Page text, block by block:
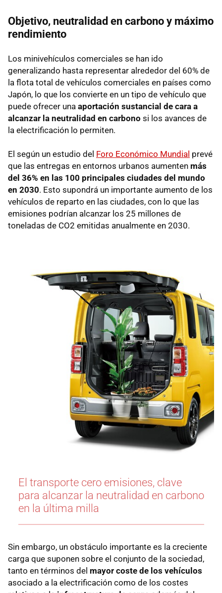
Objetivo, neutralidad en carbono y máximo
rendimiento
Los minivehículos comerciales se han ido
generalizando hasta representar alrededor del 60% de
la flota total de vehículos comerciales en países como
Japón, lo que los convierte en un tipo de vehículo que
puede ofrecer una aportación sustancial de cara a
alcanzar la neutralidad en carbono si los avances de
la electrificación lo permiten.
El según un estudio del Foro Económico Mundial prevé
que las entregas en entornos urbanos aumenten más
del 36% en las 100 principales ciudades del mundo
en 2030. Esto supondrá un importante aumento de los
vehículos de reparto en las ciudades, con lo que las
emisiones podrían alcanzar los 25 millones de
toneladas de CO2 emitidas anualmente en 2030.
El transporte cero emisiones, clave
para alcanzar la neutralidad en carbono
en la última milla
Sin embargo, un obstáculo importante es la creciente
carga que suponen sobre el conjunto de la sociedad,
tanto en términos del mayor coste de los vehículos
asociado a la electrificación como de los costes